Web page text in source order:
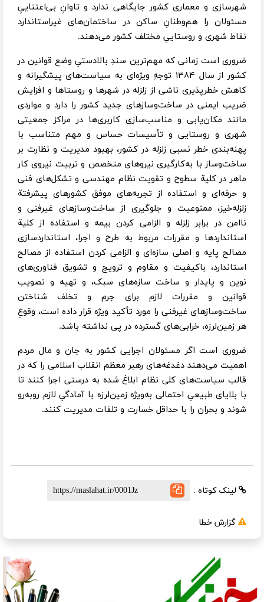
شهرسازی و معماری کشور جایگاهی ندارد و تاوانِ بی‌اعتناییِ
مسئولان را هم‌وطنانِ ساکن در ساختمان‌های غیراستاندارد
نقاط شهری و روستاییِ مختلف کشور می‌دهند.
ضروری است زمانی که مهم‌ترین سندِ بالادستیِ وضع قوانین در
کشور از سال ۱۳۸۴ توجهِ ویژه‌ای به سیاست‌های پیشگیرانه و
کاهش خطرپذیری ناشی از زلزله در شهرها و روستاها و افزایش
ضریب ایمنی در ساخت‌وسازهای جدید کشور را دارد و مواردی
مانند مکان‌یابی و مناسب‌سازی کاربری‌ها در مراکز جمعیتی
شهری و روستایی و تأسیسات حساس و مهم متناسب با
پهنه‌بندی خطر نسبی زلزله در کشور، بهبود مدیریت و نظارت بر
ساخت‌وساز با به‌کار‌گیری نیروهای متخصص و تربیت نیروی کار
ماهر در کلیة سطوح و تقویت نظام مهندسی و تشکل‌های فنی
و حرفه‌ای و استفاده از تجربه‌های موفق کشورهای پیشرفتة
زلزله‌خیز، ممنوعیت و جلوگیری از ساخت‌وساز‌های غیر‌فنی و
ناامن در برابر زلزله و الزامی کردن بیمه و استفاده از کلیة
استانداردها و مقررات مربوط به طرح و اجرا، استانداردسازی
مصالح پایه و اصلی سازه‌ای و الزامی کردن استفاده از مصالح
استاندارد، باکیفیت و مقاوم و ترویج و تشویق فناوری‌های
نوین و پایدار و ساخت سازه‌های سبک، و تهیه و تصویب
قوانین و مقررات لازم برای جرم و تخلف شناختن
ساخت‌وسازهای غیر‌فنی را مورد تأکید ویژه قرار داده است، وقوعِ
هر زمین‌لرزه، خرابی‌های گسترده در پی نداشته باشد.
ضروری است اگر مسئولان اجرایی کشور به جان و مال مردم
اهمیت می‌دهند دغدغه‌های رهبر معظم انقلاب اسلامی را که در
قالب سیاست‌های کلی نظام ابلاغ شده به درستی اجرا کنند تا
با بلایای طبیعیِ احتمالی به‌ویژه زمین‌لرزه با آمادگیِ لازم روبه‌رو
شوند و بحران را با حداقل خسارت و تلفات مدیریت کنند.
لینک کوتاه :
گزارش خطا